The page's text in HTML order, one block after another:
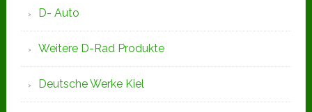
D- Auto
Weitere D-Rad Produkte
Deutsche Werke Kiel